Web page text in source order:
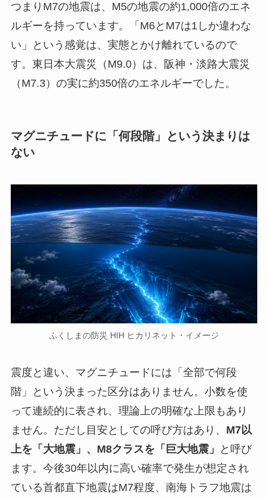
つまりM7の地震は、M5の地震の約1,000倍のエネ
ルギーを持っています。「M6とM7は1しか違わな
い」という感覚は、実態とかけ離れているので
す。東日本大震災（M9.0）は、阪神・淡路大震災
（M7.3）の実に約350倍のエネルギーでした。
マグニチュードに「何段階」という決まりは
ない
ふくしまの防災 HIH ヒカリネット・イメージ
震度と違い、マグニチュードには「全部で何段
階」という決まった区分はありません。小数を使
って連続的に表され、理論上の明確な上限もあり
ません。ただし目安としての呼び方はあり、 M7以
上を「大地震」、M8クラスを「巨大地震」
と呼び
ます。今後30年以内に高い確率で発生が想定され
ている首都直下地震はM7程度、南海トラフ地震は